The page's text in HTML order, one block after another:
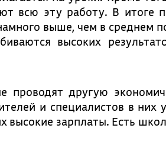
всю эту работу. В итоге
выше, чем в среднем
высоких
другую
и специалистов в них
высокие зарплаты. Есть